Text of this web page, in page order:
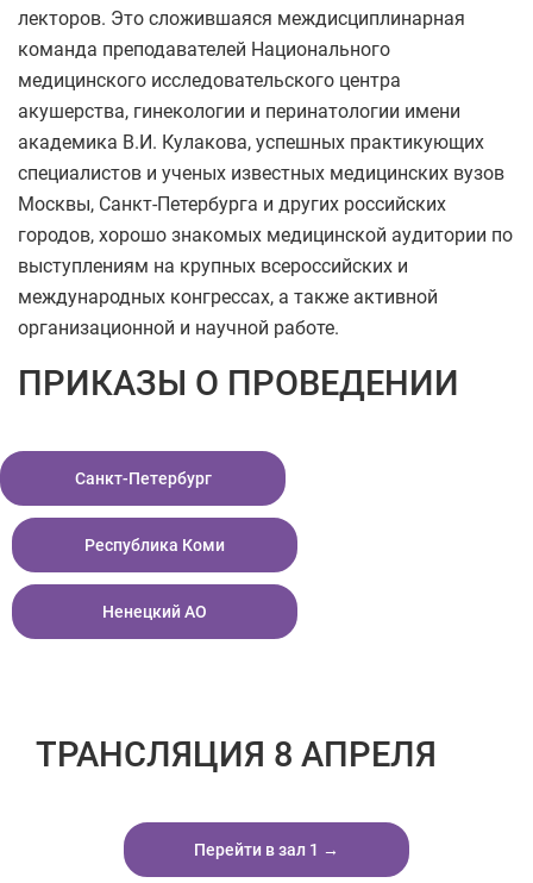
лекторов. Это сложившаяся междисциплинарная
команда преподавателей Национального
медицинского исследовательского центра
акушерства, гинекологии и перинатологии имени
академика В.И. Кулакова, успешных практикующих
специалистов и ученых известных медицинских вузов
Москвы, Санкт-Петербурга и других российских
городов, хорошо знакомых медицинской аудитории по
выступлениям на крупных всероссийских и
международных конгрессах, а также активной
организационной и научной работе.
ПРИКАЗЫ О ПРОВЕДЕНИИ
Санкт-Петербург
Республика Коми
Ненецкий АО
ТРАНСЛЯЦИЯ 8 АПРЕЛЯ
Перейти в зал 1 →